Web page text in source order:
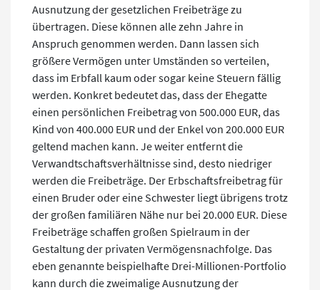
Ausnutzung der gesetzlichen Freibeträge zu
übertragen. Diese können alle zehn Jahre in
Anspruch genommen werden. Dann lassen sich
größere Vermögen unter Umständen so verteilen,
dass im Erbfall kaum oder sogar keine Steuern fällig
werden. Konkret bedeutet das, dass der Ehegatte
einen persönlichen Freibetrag von 500.000 EUR, das
Kind von 400.000 EUR und der Enkel von 200.000 EUR
geltend machen kann. Je weiter entfernt die
Verwandtschaftsverhältnisse sind, desto niedriger
werden die Freibeträge. Der Erbschaftsfreibetrag für
einen Bruder oder eine Schwester liegt übrigens trotz
der großen familiären Nähe nur bei 20.000 EUR. Diese
Freibeträge schaffen großen Spielraum in der
Gestaltung der privaten Vermögensnachfolge. Das
eben genannte beispielhafte Drei-Millionen-Portfolio
kann durch die zweimalige Ausnutzung der